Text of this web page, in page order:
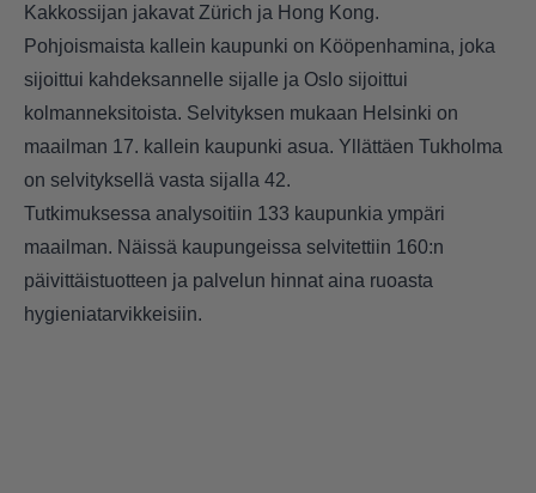
Kakkossijan jakavat Zürich ja Hong Kong.
Pohjoismaista kallein kaupunki on Kööpenhamina, joka
sijoittui kahdeksannelle sijalle ja Oslo sijoittui
kolmanneksitoista. Selvityksen mukaan Helsinki on
maailman 17. kallein kaupunki asua. Yllättäen Tukholma
on selvityksellä vasta sijalla 42.
Tutkimuksessa analysoitiin 133 kaupunkia ympäri
maailman. Näissä kaupungeissa selvitettiin 160:n
päivittäistuotteen ja palvelun hinnat aina ruoasta
hygieniatarvikkeisiin.